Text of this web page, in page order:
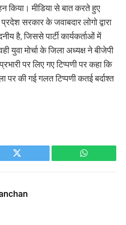
किया। मीडिया से बात करते हुए
सरकार के जवाबदार लोगो द्वारा
है, जिससे पार्टी कार्यकर्ताओं में
युवा मोर्चा के जिला अध्यक्ष ने बीजेपी
पर लिए गए टिप्पणी पर कहा कि
पर की गई गलत टिप्पणी कतई बर्दाश्त
Twitter WhatsApp